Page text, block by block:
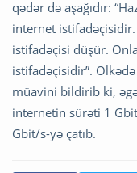
qədər də aşağıdır:
internet
istifadəçisi düşür.
istifadəçisidir”.
müavini bildirib ki,
internetin sürəti 1
Gbit/s-yə çatıb.